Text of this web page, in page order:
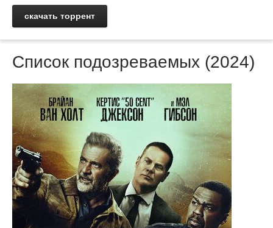
скачать торрент
Список подозреваемых (2024)